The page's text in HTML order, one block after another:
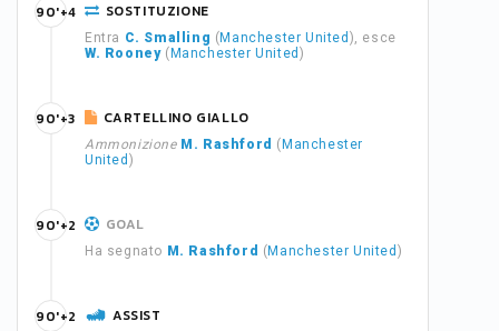
SOSTITUZIONE
Entra C. Smalling ( Manchester United ), esce
W. Rooney( Manchester United )
90'+4
CARTELLINO GIALLO
Ammonizione M. Rashford ( Manchester
United )
90'+3
GOAL
Ha segnato M. Rashford ( Manchester United )
90'+2
ASSIST
90'+2